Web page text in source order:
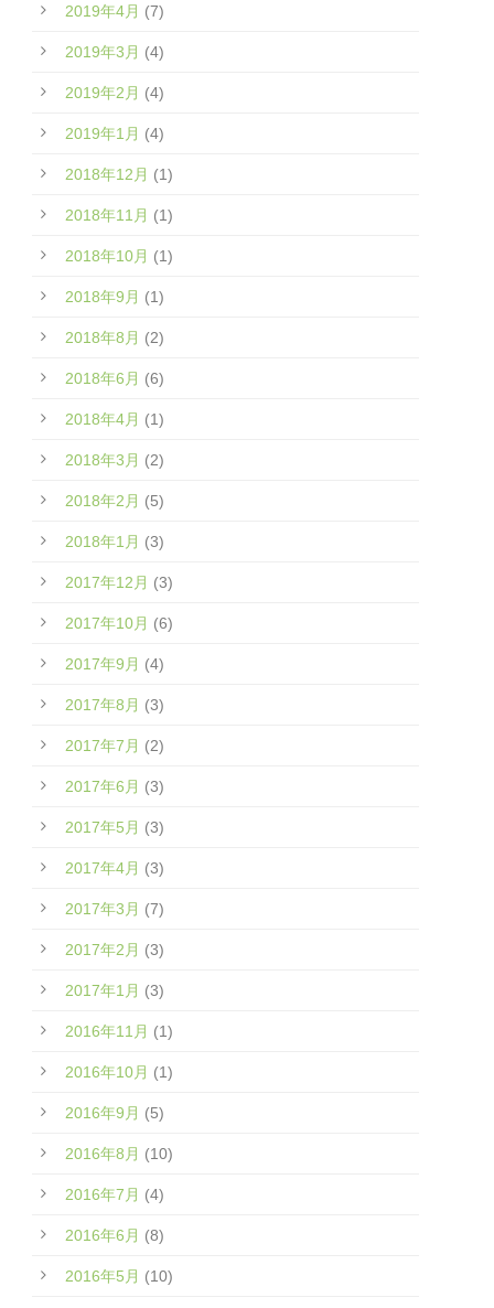
2019年4月 (7)
2019年3月 (4)
2019年2月 (4)
2019年1月 (4)
2018年12月 (1)
2018年11月 (1)
2018年10月 (1)
2018年9月 (1)
2018年8月 (2)
2018年6月 (6)
2018年4月 (1)
2018年3月 (2)
2018年2月 (5)
2018年1月 (3)
2017年12月 (3)
2017年10月 (6)
2017年9月 (4)
2017年8月 (3)
2017年7月 (2)
2017年6月 (3)
2017年5月 (3)
2017年4月 (3)
2017年3月 (7)
2017年2月 (3)
2017年1月 (3)
2016年11月 (1)
2016年10月 (1)
2016年9月 (5)
2016年8月 (10)
2016年7月 (4)
2016年6月 (8)
2016年5月 (10)